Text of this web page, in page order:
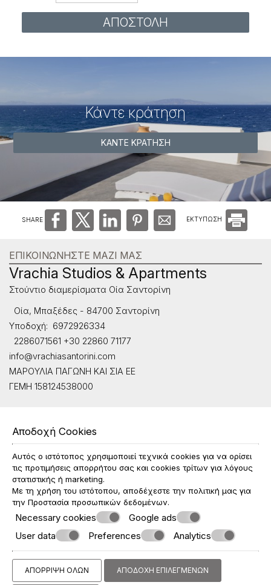
ΑΠΟΣΤΟΛΉ
Κάντε κράτηση
ΚΆΝΤΕ ΚΡΆΤΗΣΗ
SHARE ΕΚΤΥΠΩΣΗ
ΕΠΙΚΟΙΝΩΝΉΣΤΕ ΜΑΖΊ ΜΑΣ
Vrachia Studios & Apartments
Στούντιο διαμερίσματα Οία Σαντορίνη
Οία, Μπαξέδες - 84700 Σαντορίνη
Υποδοχή: 6972926334
2286071561 +30 22860 71177
info@vrachiasantorini.com
ΜΑΡΟΥΛΙΑ ΠΑΓΩΝΗ ΚΑΙ ΣΙΑ ΕΕ
ΓΕΜΗ 158124538000
Ανοικτό 1.04 - 31.10
ΑΚΟΛΟΥΘΉΣΤΕ ΜΑΣ
© Powered by Marinet
Αποδοχή Cookies
Αυτός ο ιστότοπος χρησιμοποιεί τεχνικά cookies για να ορίσει
τις προτιμήσεις απορρήτου σας και cookies τρίτων για λόγους
στατιστικής ή marketing.
Με τη χρήση του ιστότοπου, αποδέχεστε την πολιτική μας για
την Προστασία προσωπικών δεδομένων.
Necessary cookies
Google ads
User data
Preferences Analytics
ΑΠΌΡΡΙΨΗ ΌΛΩΝ ΑΠΟΔΟΧΉ ΕΠΙΛΕΓΜΈΝΩΝ